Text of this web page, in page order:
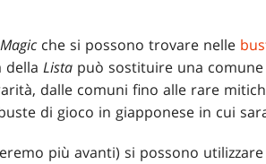
Magic che si possono trovare nelle
della Lista può sostituire una comune
dalle comuni fino alle rare
di gioco in giapponese in cui
più avanti) si possono